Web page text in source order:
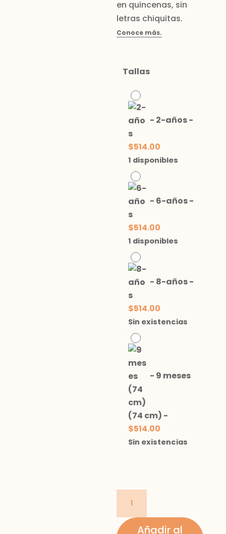
Tallas
- 2-años-
$514.00
1 disponibles
- 6-años-
$514.00
1 disponibles
- 8-años-
$514.00
Sin existencias
- 9 meses
(74 cm) -
$514.00
Sin existencias
manga
corta Añadir al